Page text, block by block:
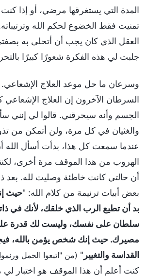
المدة التي يستغرقها مرضي، أو إذا
تمنيت فقط الخضوع لحكم الله
العقل الذي كان يجب أن أتحلى به
جلبت لي هذه الفكرة شعورًا كبيرًا
وسرعان ما حل موعد العلاج
السرطان الآخرون إن العلاج
الجسم وأنه سيحرقني. قالوا لي إنني
والغثيان في كل مرة، ولن أتمكن من
عندما سمعت كل هذا، بدأت أسأل الله
الهروب من هذا الموقف مرة أخرى،
أن حالتي كانت خاطئة وصليت لله. بعد
بعض أبيات ترنيمة من كلام الله: "حيث
بد أن تطيع الرب الذي خلقك، لأنك في
سلطان على نفسك، وليست لك قدرة
مصيرك. حيث إنك شخص يؤمن بالله،
القداسة والتغيير " (من "اتبعوا الحمل
كنت أعلم أن هذا الموقف هو اختبار لي